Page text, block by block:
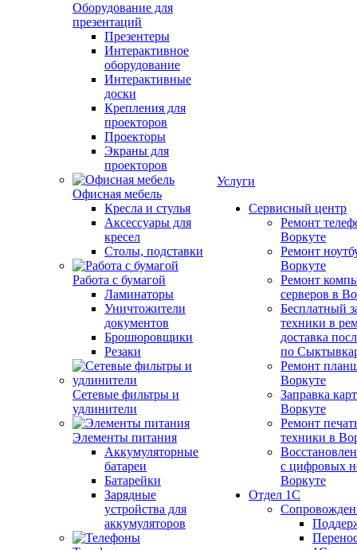
Оборудование для
презентаций
Презентеры
Интерактивное
оборудование
Интерактивные
доски
Крепления для
проекторов
Проекторы
Экраны для
проекторов
Офисная мебель
Кресла и стулья
Аксессуары для
кресел
Столы, подставки
Работа с бумагой
Ламинаторы
Уничтожители
документов
Брошюровщики
Резаки
Сетевые фильтры и
удлинители
Элементы питания
Аккумуляторные
батареи
Батарейки
Зарядные
устройства для
аккумуляторов
Услуги
Сервисный центр
Ремонт
Воркуте
Ремонт
Воркуте
Ремонт
серверов в
Бесплатный
техники в
доставка
по
Ремонт
Воркуте
Заправка
Воркуте
Ремонт
техники в
с цифровых
Воркуте
Отдел 1С